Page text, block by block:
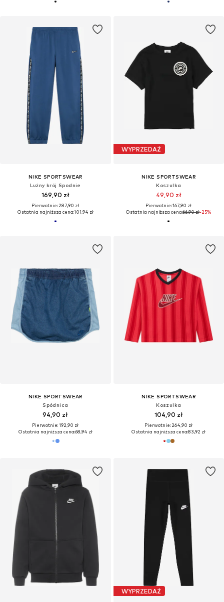
NIKE SPORTSWEAR
Lużny krój Spodnie
169,90 zł
Pierwotnie: 287,90 zł
Ostatnia najniższa cena:101,94 zł
WYPRZEDAŻ
NIKE SPORTSWEAR
Koszulka
49,90 zł
Pierwotnie: 167,90 zł
Ostatnia najniższa cena:66,90 zł-25%
NIKE SPORTSWEAR
Spódnica
94,90 zł
Pierwotnie: 192,90 zł
Ostatnia najniższa cena:68,94 zł
NIKE SPORTSWEAR
Koszulka
104,90 zł
Pierwotnie: 264,90 zł
Ostatnia najniższa cena:83,92 zł
WYPRZEDAŻ